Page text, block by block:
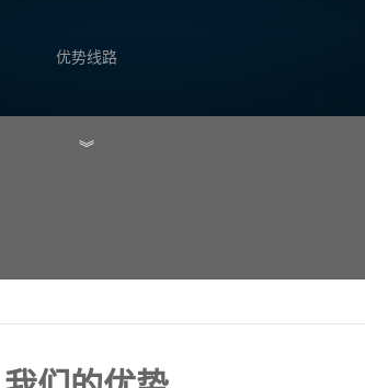
优势线路
︾